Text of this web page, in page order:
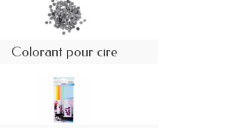
Colorant pour cire